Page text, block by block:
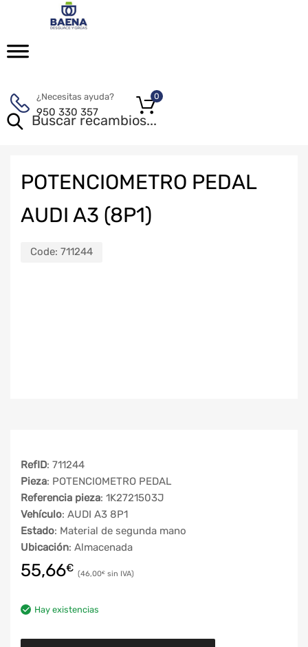
¿Necesitas ayuda?
950 330 357
0
POTENCIOMETRO PEDAL
AUDI A3 (8P1)
Code: 711244
RefID: 711244
Pieza: POTENCIOMETRO PEDAL
Referencia pieza: 1K2721503J
Vehículo: AUDI A3 8P1
Estado: Material de segunda mano
Ubicación: Almacenada
55,66€ 46,00€
Hay existencias